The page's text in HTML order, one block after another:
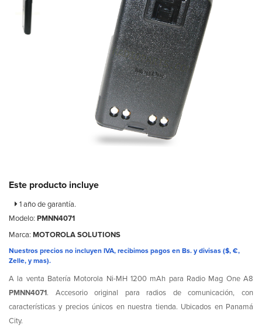
Este producto incluye
1 año de garantía.
Modelo: PMNN4071
Marca: MOTOROLA SOLUTIONS
Nuestros precios no incluyen IVA, recibimos pagos en Bs. y divisas ($, €,
Zelle, y mas).
A la venta Batería Motorola Ni-MH 1200 mAh para Radio Mag One A8
PMNN4071. Accesorio original para radios de comunicación, con
características y precios únicos en nuestra tienda. Ubicados en Panamá
City.